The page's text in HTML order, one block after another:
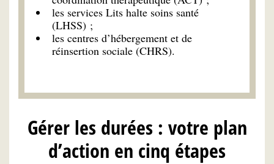
les services Lits halte soins santé
(LHSS) ;
les centres d’hébergement et de
réinsertion sociale (CHRS).
Gérer les durées : votre plan
d’action en cinq étapes